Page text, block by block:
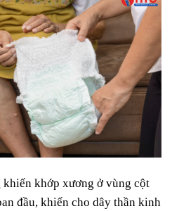
khiến khớp xương ở vùng cột
đầu, khiến cho dây thần kinh